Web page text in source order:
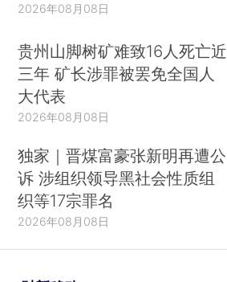
2026年08月08日
贵州山脚树矿难致16人死亡近
三年 矿长涉罪被罢免全国人
大代表
2026年08月08日
独家｜晋煤富豪张新明再遭公
诉 涉组织领导黑社会性质组
织等17宗罪名
2026年08月08日